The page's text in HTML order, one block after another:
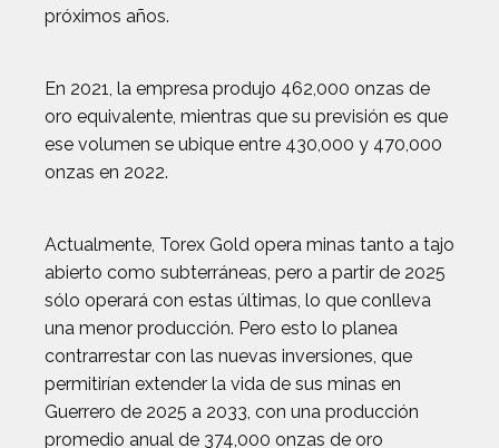
próximos años.
En 2021, la empresa produjo 462,000 onzas de
oro equivalente, mientras que su previsión es que
ese volumen se ubique entre 430,000 y 470,000
onzas en 2022.
Actualmente, Torex Gold opera minas tanto a tajo
abierto como subterráneas, pero a partir de 2025
sólo operará con estas últimas, lo que conlleva
una menor producción. Pero esto lo planea
contrarrestar con las nuevas inversiones, que
permitirían extender la vida de sus minas en
Guerrero de 2025 a 2033, con una producción
promedio anual de 374,000 onzas de oro